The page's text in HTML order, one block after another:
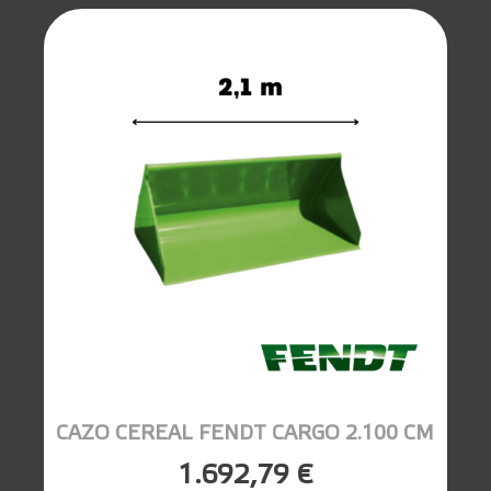
CAZO CEREAL FENDT CARGO 2.100 CM
1.692,79 €